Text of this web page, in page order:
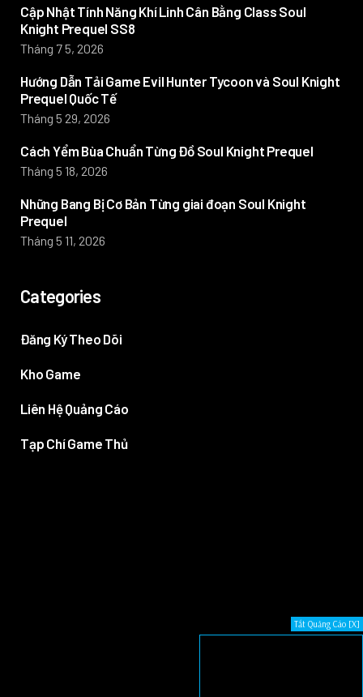
Cập Nhật Tính Năng Khí Linh Cân Bằng Class Soul
Knight Prequel SS8
Tháng 7 5, 2026
Hướng Dẫn Tải Game Evil Hunter Tycoon và Soul Knight
Prequel Quốc Tế
Tháng 5 29, 2026
Cách Yểm Bùa Chuẩn Từng Đồ Soul Knight Prequel
Tháng 5 18, 2026
Những Bang Bị Cơ Bản Từng giai đoạn Soul Knight
Prequel
Tháng 5 11, 2026
Categories
Đăng Ký Theo Dõi
Kho Game
Liên Hệ Quảng Cáo
Tạp Chí Game Thủ
Tắt Quảng Cáo [X]